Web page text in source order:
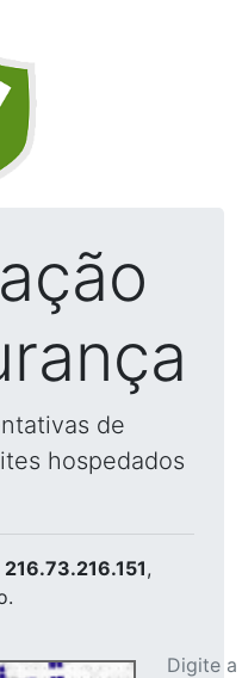
de
hospedados
216.73.216.151,
Digite